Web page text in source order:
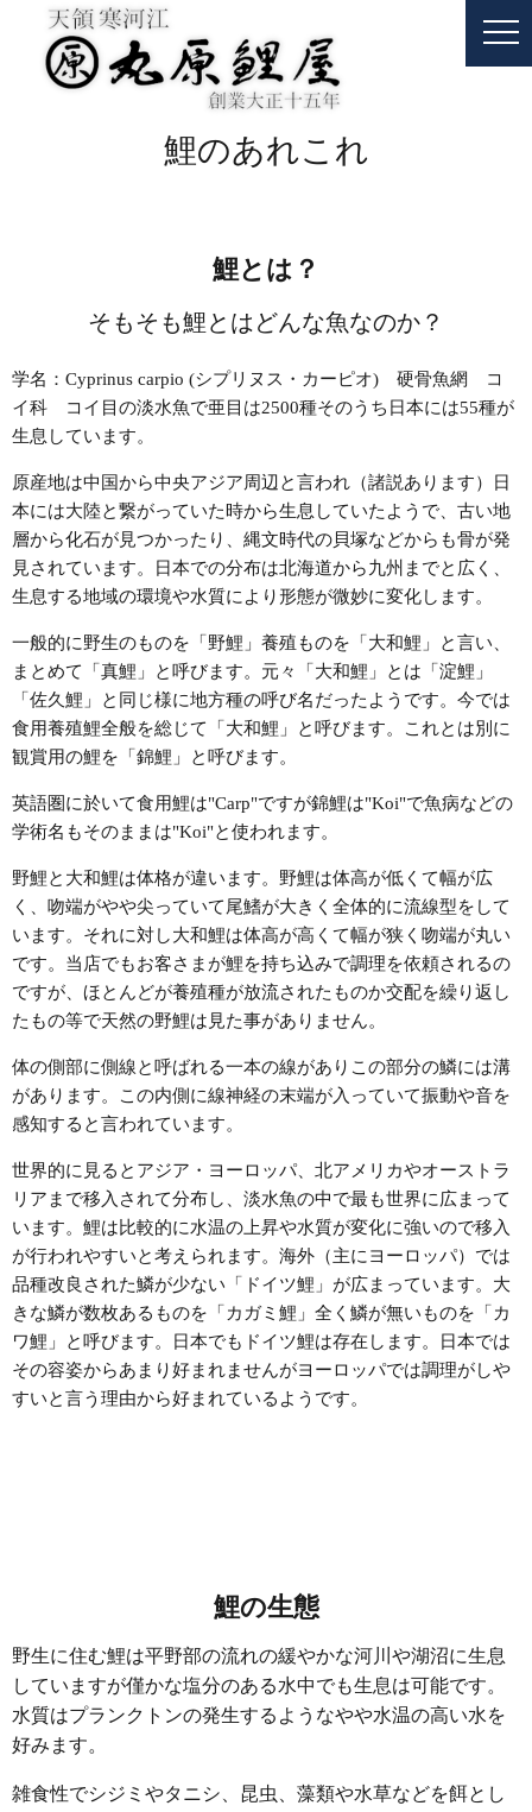
鯉のあれこれ
鯉とは？
そもそも鯉とはどんな魚なのか？
学名：Cyprinus carpio (シプリヌス・カーピオ) 硬骨魚網 コ
イ科 コイ目の淡水魚で亜目は2500種そのうち日本には55種が
生息しています。
原産地は中国から中央アジア周辺と言われ（諸説あります）日
本には大陸と繋がっていた時から生息していたようで、古い地
層から化石が見つかったり、縄文時代の貝塚などからも骨が発
見されています。日本での分布は北海道から九州までと広く、
生息する地域の環境や水質により形態が微妙に変化します。
一般的に野生のものを「野鯉」養殖ものを「大和鯉」と言い、
まとめて「真鯉」と呼びます。元々「大和鯉」とは「淀鯉」
「佐久鯉」と同じ様に地方種の呼び名だったようです。今では
食用養殖鯉全般を総じて「大和鯉」と呼びます。これとは別に
観賞用の鯉を「錦鯉」と呼びます。
英語圏に於いて食用鯉は"Carp"ですが錦鯉は"Koi"で魚病などの
学術名もそのままは"Koi"と使われます。
野鯉と大和鯉は体格が違います。野鯉は体高が低くて幅が広
く、吻端がやや尖っていて尾鰭が大きく全体的に流線型をして
います。それに対し大和鯉は体高が高くて幅が狭く吻端が丸い
です。当店でもお客さまが鯉を持ち込みで調理を依頼されるの
ですが、ほとんどが養殖種が放流されたものか交配を繰り返し
たもの等で天然の野鯉は見た事がありません。
体の側部に側線と呼ばれる一本の線がありこの部分の鱗には溝
があります。この内側に線神経の末端が入っていて振動や音を
感知すると言われています。
世界的に見るとアジア・ヨーロッパ、北アメリカやオーストラ
リアまで移入されて分布し、淡水魚の中で最も世界に広まって
います。鯉は比較的に水温の上昇や水質が変化に強いので移入
が行われやすいと考えられます。海外（主にヨーロッパ）では
品種改良された鱗が少ない「ドイツ鯉」が広まっています。大
きな鱗が数枚あるものを「カガミ鯉」全く鱗が無いものを「カ
ワ鯉」と呼びます。日本でもドイツ鯉は存在します。日本では
その容姿からあまり好まれませんがヨーロッパでは調理がしや
すいと言う理由から好まれているようです。
鯉の生態
野生に住む鯉は平野部の流れの緩やかな河川や湖沼に生息
していますが僅かな塩分のある水中でも生息は可能です。
水質はプランクトンの発生するようなやや水温の高い水を
好みます。
雑食性でシジミやタニシ、昆虫、藻類や水草などを餌とし